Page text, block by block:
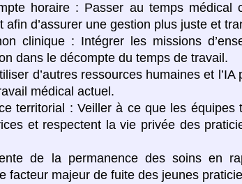
horaire : Passer au temps médical
d’assurer une gestion plus juste et
clinique : Intégrer les missions
dans le décompte du temps de travail.
d’autres ressources humaines et l’IA
médical actuel.
territorial : Veiller à ce que les équipes
et respectent la vie privée des
de la permanence des soins en
facteur majeur de fuite des jeunes